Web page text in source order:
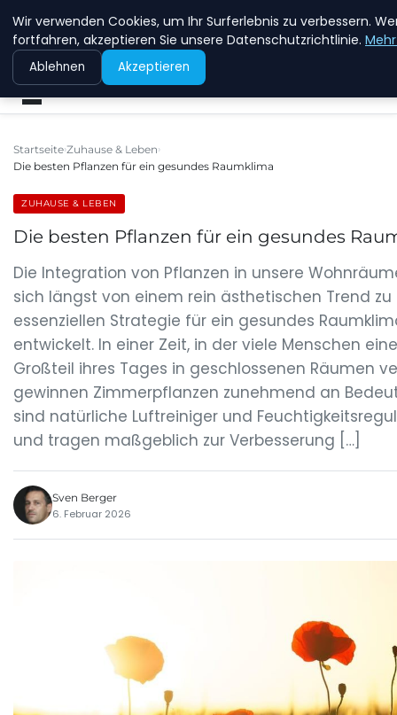
NEW ENERGY JOBS
Startseite Zuhause & Leben
Die besten Pflanzen für ein gesundes Raumklima
ZUHAUSE & LEBEN
Die besten Pflanzen für ein gesundes
Die Integration von Pflanzen in unsere
sich längst von einem rein ästhetischen Trend zu
essenziellen Strategie für ein gesundes
entwickelt. In einer Zeit, in der viele Menschen
Großteil ihres Tages in geschlossenen Räumen
gewinnen Zimmerpflanzen zunehmend an
sind natürliche Luftreiniger und
und tragen maßgeblich zur Verbesserung […]
Sven Berger
6. Februar 2026
Wir verwenden Cookies, um Ihr Surferlebnis zu verbessern.
fortfahren, akzeptieren Sie unsere Datenschutzrichtlinie.
Ablehnen Akzeptieren